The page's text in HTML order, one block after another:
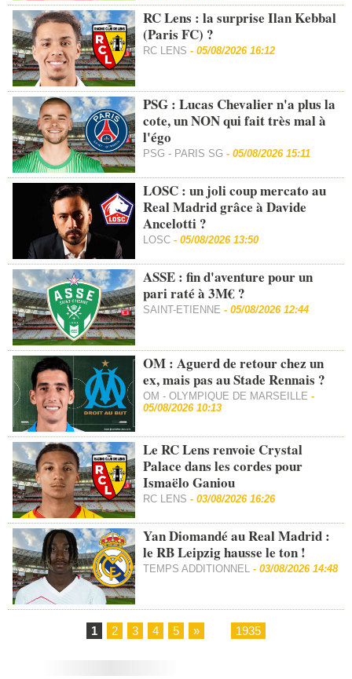
RC Lens : la surprise Ilan Kebbal
(Paris FC) ?
RC LENS -05/08/2026 16:12
PSG : Lucas Chevalier n'a plus la
cote, un NON qui fait très mal à
l'égo
PSG - PARIS SG -05/08/2026 15:11
LOSC : un joli coup mercato au
Real Madrid grâce à Davide
Ancelotti ?
LOSC -05/08/2026 13:50
ASSE : fin d'aventure pour un
pari raté à 3M€ ?
SAINT-ETIENNE -05/08/2026 12:44
OM : Aguerd de retour chez un
ex, mais pas au Stade Rennais ?
OM - OLYMPIQUE DE MARSEILLE-
05/08/2026 10:13
Le RC Lens renvoie Crystal
Palace dans les cordes pour
Ismaëlo Ganiou
RC LENS -03/08/2026 16:26
Yan Diomandé au Real Madrid :
le RB Leipzig hausse le ton !
TEMPS ADDITIONNEL -03/08/2026 14:48
1 2 3 4 5 » 1935